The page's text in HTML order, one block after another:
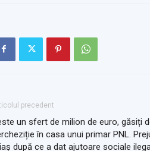
precedent
un sfert de milion de euro, găsiți
în casa unui primar PNL.
după ce a dat ajutoare sociale